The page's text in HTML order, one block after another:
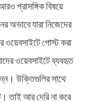
প্রাসঙ্গিক বিষয়ে
অভাবে যারা নিজেদের
ওয়েবসাইটে পোস্ট করা
ওয়েবসাইটে ব্যবহৃত
উক্তিগুলির সাথে
তাই আর দেরি না করে